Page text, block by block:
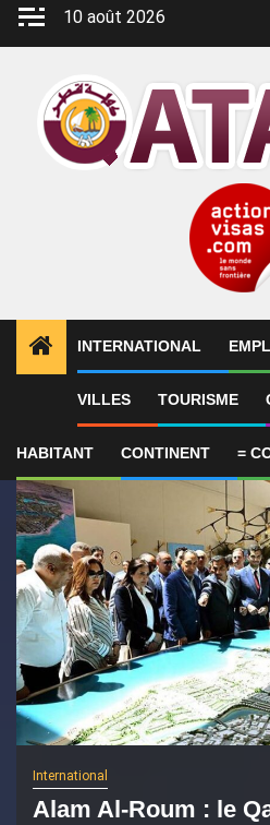
Aller
10 août 2026
INTERNATIONAL
VILLES TOURISME
HABITANT CONTINENT =
ALERTES INFO 1
International
Alam Al-Roum : le